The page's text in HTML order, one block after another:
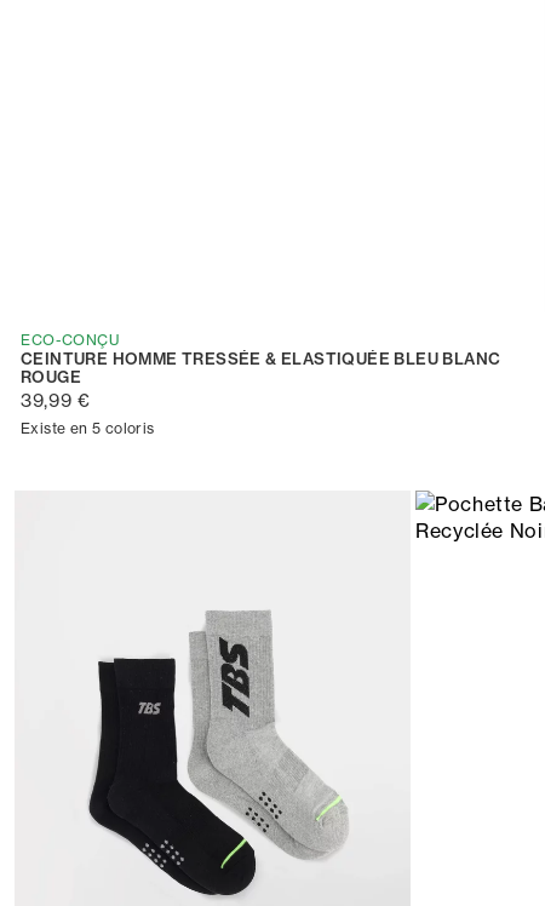
ECO-CONÇU
CEINTURE HOMME TRESSÉE & ELASTIQUÉE BLEU BLANC
ROUGE
39,99 €
Existe en 5 coloris